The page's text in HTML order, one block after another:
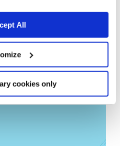
All
cookies only